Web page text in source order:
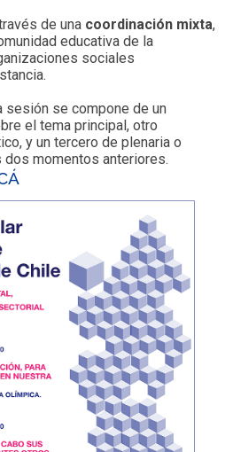
de una coordinación mixta,
educativa de la
sociales
sesión se compone de un
el tema principal, otro
y un tercero de plenaria o
momentos anteriores.